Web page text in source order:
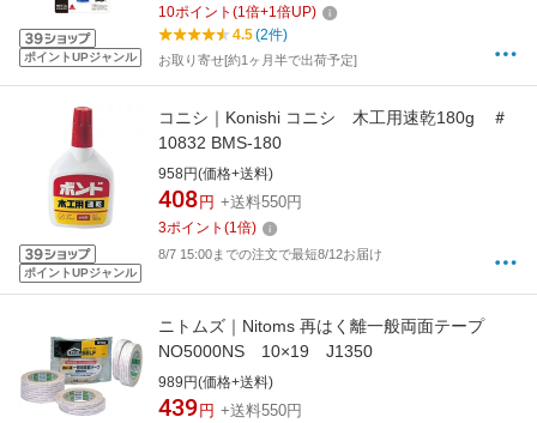
ポイントUPジャンル
10ポイント (1倍+1倍UP)
4.5(2件)
お取り寄せ[約1ヶ月半で出荷予定]
ポイントUPジャンル
コニシ｜Konishi コニシ 木工用速乾180g ＃
10832 BMS-180
958円(価格+送料)
408 円 +送料550円
3ポイント (1倍)
8/7 15:00までの注文で最短8/12お届け
ニトムズ｜Nitoms 再はく離一般両面テープ
NO5000NS 10×19 J1350
989円(価格+送料)
439 円 +送料550円